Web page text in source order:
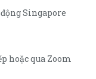
Singapore
hoặc qua Zoom